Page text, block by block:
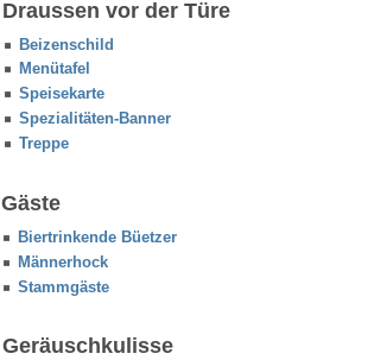
Draussen vor der Türe
Beizenschild
Menütafel
Speisekarte
Spezialitäten-Banner
Treppe
Gäste
Biertrinkende Büetzer
Männerhock
Stammgäste
Geräuschkulisse